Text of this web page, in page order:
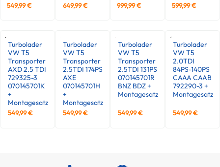
549,99€ 649,99€ 999,99€ 599,99€
Turbolader
VW T5
Transporter
AXD 2.5 TDI
729325-3
070145701K
+
Montagesatz
549,99€
Turbolader
VW T5
Transporter
2.5TDI 174PS
AXE
070145701H
+
Montagesatz
549,99€
Turbolader
VW T5
Transporter
2.5TDI 131PS
070145701R
BNZ BDZ +
Montagesatz
549,99€
Turbolader
VW T5
2.0TDI
84PS-140PS
CAAA CAAB
792290-3 +
Montagesatz
549,99€